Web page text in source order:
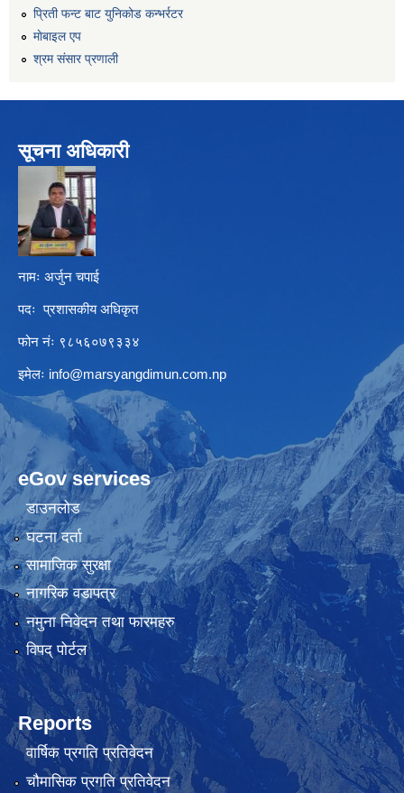
प्रिती फन्ट बाट युनिकोड कन्भर्रटर
माेबाइल एप
श्रम संसार प्रणाली
सूचना अधिकारी
नामः अर्जुन चपाई
पदः प्रशासकीय अधिकृत
फोन नंः ९८५६०७९३३४
इमेलः info@marsyangdimun.com.np
eGov services
डाउनलोड
घटना दर्ता
सामाजिक सुरक्षा
नागरिक वडापत्र
नमुना निवेदन तथा फारमहरु
विपद् पोर्टल
Reports
वार्षिक प्रगति प्रतिवेदन
चौमासिक प्रगति प्रतिवेदन